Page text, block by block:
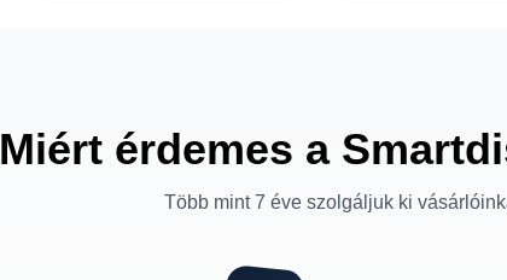
Miért érdemes a
Több mint 7 éve szolgáljuk ki